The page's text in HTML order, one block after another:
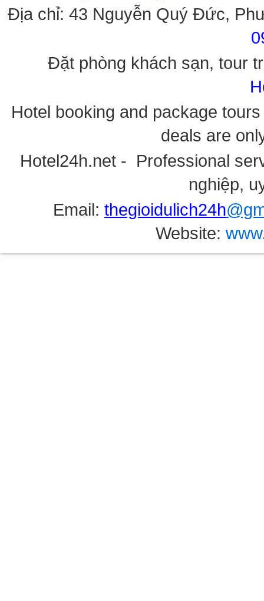
Địa chỉ: 43 Nguyễn Quý Đức,
Đặt phòng khách sạn, tour
Hotel booking and package
deals are
Hotel24h.net - Professional
nghiệp,
Email: thegioidulich24h
Website: